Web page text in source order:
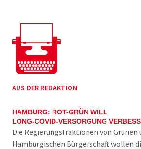
AUS DER REDAKTION
HAMBURG: ROT-GRÜN WILL
LONG-COVID-VERSORGUNG
Die Regierungsfraktionen von Grünen
Hamburgischen Bürgerschaft wollen